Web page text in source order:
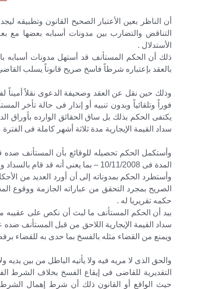
أن الناظر بعين الأعتبار الصحيح القانون وتطبيقه
التناقض والتضارب بين مدونات أسبابه بعضها مع
الأستدلال .
ذلك أن الحكم المستأنف قد أستهل مدونات أسبابه
بالعقد بإعتباره شرطاً فاسخ صريح قانوناً يسلب
وذلك حين نقل عن العقد وصحيفة الدعوى نقلاً أميناً
فوراً وتلقائياً وبدون تنبيه أو إنذار فى حالة تأخر
يكتفى الحكم بذلك بل ساق الحقائق الوارده
سداد القيمة الإيجارية مدة ثلاثة أشهر كاملة فى الفترة من 1/8/2008 وحتى 31/10/2008 بمبلغ
وأستكمل الحكم تحصيله للوقائع بأن المستأنف ضده
المدة فى 10/11/2008 – بما يعنى أنه قد قام بالسداد والوفاء عقب فوات المدة بما يحقق به الشرط الفاسخ –
وأستطرد الحكم بمدوناته إلى أن أورد العديد من
الصريح بمجرد التحقق من عباراته الجازمة ووقوع
حكمه تقريريا له .
بيد أن الحكم المستأنف ما لبث أن نكص على عقيبه
سداد القيمة الإيجارية اللاحق من قبل المستأنف
ويمنع من القضاء مثله بالفسخ بما حدى به للقضاء
والحق الذى لا مريه فيه ولا يأتيه الباطل من بين
التقديرية للقاضى فى إيقاع الفسخ بخلاف الشرط
حيث الواقع أو القانون ذلك أن شرط إهمال الشرط